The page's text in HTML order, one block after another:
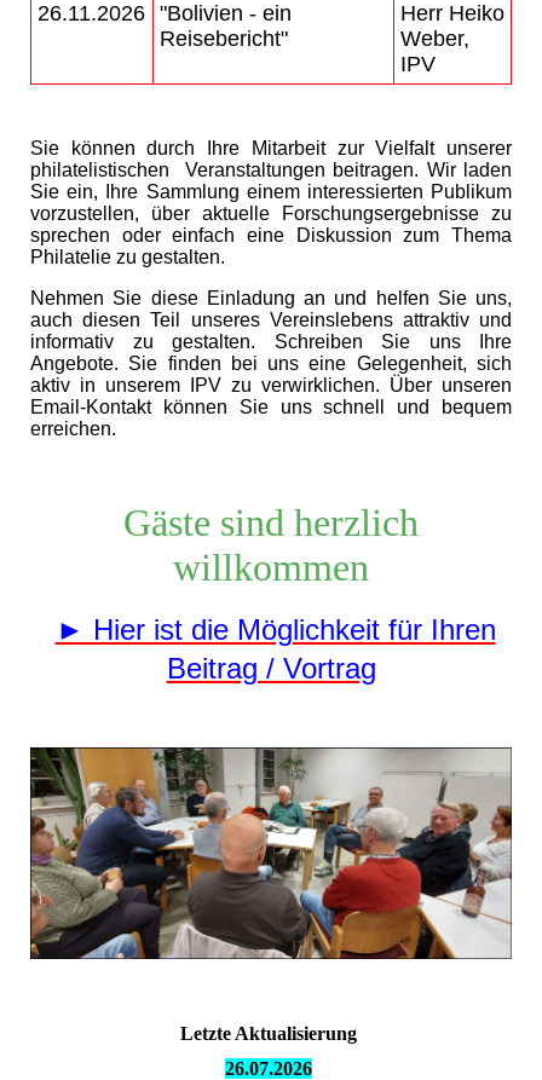
26.11.2026 "Bolivien - ein
Reisebericht"
Herr Heiko
Weber,
IPV
Sie können durch Ihre Mitarbeit zur Vielfalt unserer
philatelistischen Veranstaltungen beitragen. Wir laden
Sie ein, Ihre Sammlung einem interessierten Publikum
vorzustellen, über aktuelle Forschungsergebnisse zu
sprechen oder einfach eine Diskussion zum Thema
Philatelie zu gestalten.
Nehmen Sie diese Einladung an und helfen Sie uns,
auch diesen Teil unseres Vereinslebens attraktiv und
informativ zu gestalten. Schreiben Sie uns Ihre
Angebote. Sie finden bei uns eine Gelegenheit, sich
aktiv in unserem IPV zu verwirklichen. Über unseren
Email-Kontakt können Sie uns schnell und bequem
erreichen.
Gäste sind herzlich
willkommen
► Hier ist die Möglichkeit für Ihren
Beitrag / Vortrag
Letzte Aktualisierung
26.07.2026